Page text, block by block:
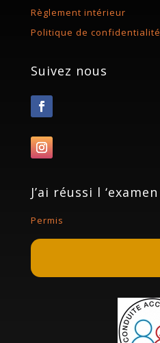
Règlement intérieur
Politique de confidentialité
Suivez nous
J’ai réussi l ‘examen
Permis